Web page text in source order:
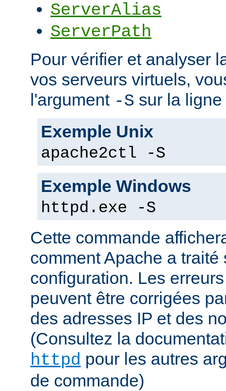
ServerAlias
ServerPath
Pour vérifier et analyser
vos serveurs virtuels,
l'argument -S sur la
Exemple Unix
apache2ctl -S
Exemple Windows
httpd.exe -S
Cette commande
comment Apache a traité
configuration. Les
peuvent être corrigées
des adresses IP et des
(Consultez la
httpd pour les autres
de commande)